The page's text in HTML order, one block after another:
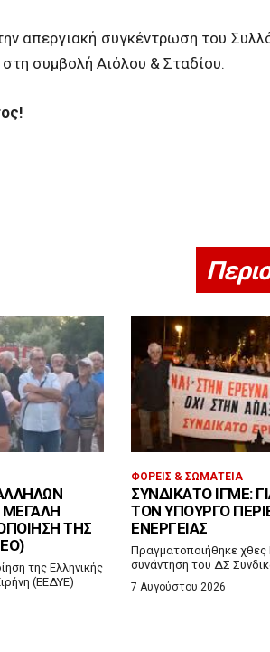
απεργιακή συγκέντρωση του
συμβολή Αιόλου & Σταδίου.
ΜΕΓΆΛΗ
ΤΗΣ
της Ελληνικής
(ΕΕΔΥΕ)
ΦΟΡΕΊΣ & ΣΩΜΑΤΕΊΑ
ΣΥΝΔΙΚΆΤΟ ΙΓΜΕ:
ΤΟΝ ΥΠΟΥΡΓΌ
ΕΝΈΡΓΕΙΑΣ
Πραγματοποιήθηκε χθες
συνάντηση του ΔΣ
7 Αυγούστου 2026